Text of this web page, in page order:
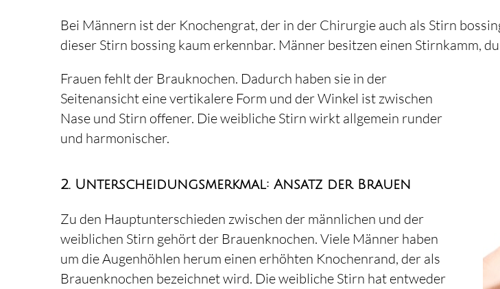
Bei Männern ist der Knochengrat, der in der Chirurgie auch als Stirn
dieser Stirn bossing kaum erkennbar. Männer besitzen einen Stirnkamm,
Frauen fehlt der Brauknochen. Dadurch haben sie in der
Seitenansicht eine vertikalere Form und der Winkel ist zwischen
Nase und Stirn offener. Die weibliche Stirn wirkt allgemein runder
und harmonischer.
2. Unterscheidungsmerkmal: Ansatz der Brauen
Zu den Hauptunterschieden zwischen der männlichen und der
weiblichen Stirn gehört der Brauenknochen. Viele Männer haben
um die Augenhöhlen herum einen erhöhten Knochenrand, der als
Brauenknochen bezeichnet wird. Die weibliche Stirn hat entweder